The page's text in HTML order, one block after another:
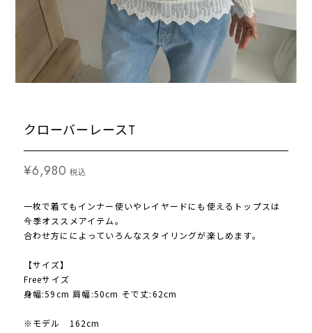
クローバーレースT
¥6,980 税込
一枚で着てもインナー使いやレイヤードにも使えるトップスは
今季オススメアイテム。
合わせ方にによっていろんなスタイリングが楽しめます。
【サイズ】
Freeサイズ
身幅:59cm 肩幅:50cm そで丈:62cm
※モデル 162cm